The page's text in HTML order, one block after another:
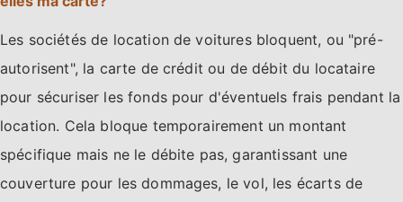
Les sociétés de location de voitures bloquent, ou "pré-
autorisent", la carte de crédit ou de débit du locataire
pour sécuriser les fonds pour d'éventuels frais pendant la
location. Cela bloque temporairement un montant
spécifique mais ne le débite pas, garantissant une
couverture pour les dommages, le vol, les écarts de